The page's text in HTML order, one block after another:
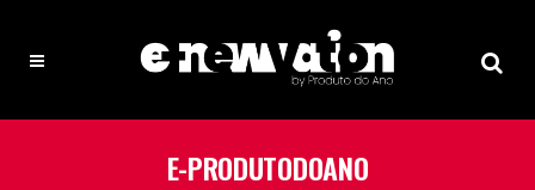
E-PRODUTODOANO